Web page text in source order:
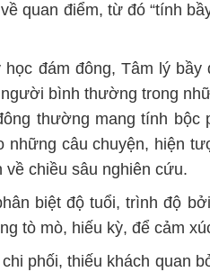
quan điểm, từ đó “tính
đám đông, Tâm lý bầy
bình thường trong
thường mang tính bộc
những câu chuyện, hiện
chiều sâu nghiên cứu.
biệt độ tuổi, trình độ
tò mò, hiếu kỳ, để cảm
phối, thiếu khách quan